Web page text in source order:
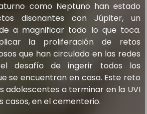
como Neptuno han estado
disonantes con Júpiter, un
a magnificar todo lo que toca.
la proliferación de retos
que han circulado en las redes
desafío de ingerir todos los
se encuentran en casa. Este reto
adolescentes a terminar en la UVI
casos, en el cementerio.